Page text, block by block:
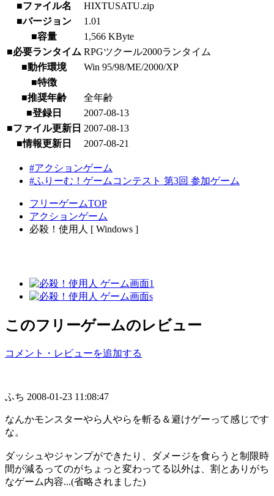
■ファイル名
HIXTUSATU.zip
■バージョン
1.01
■容量
1,566 KByte
■必要ランタイム RPGツクール2000ランタイム
■動作環境
Win 95/98/ME/2000/XP
■特徴
■推奨年齢
全年齢
■登録日
2007-08-13
■ファイル更新日 2007-08-13
■情報更新日
2007-08-21
#アクションゲーム
#ふりーむ！ゲームコンテスト 第3回 参加ゲーム
フリーゲームTOP
アクションゲーム
必殺！使用人 [ Windows ]
このフリーゲームのレビュー
コメント・レビューを追加する
ふち 2008-01-23 11:08:47
なんかモンスターやら人やらを斬る＆避けゲーって感じです
な。
ダッシュやジャンプができたり、ダメージを食らうと制限時
間が減るってのがちょっと変わってる以外は、割とありがち
なゲーム内容...(省略されました)